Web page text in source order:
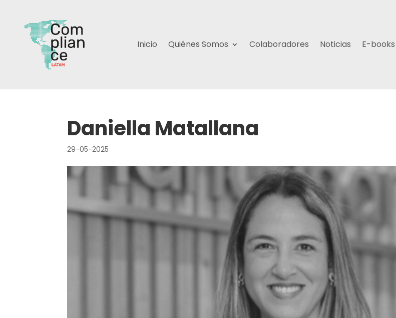
Inicio Quiénes Somos Colaboradores Noticias E-books
Daniella Matallana
29-05-2025